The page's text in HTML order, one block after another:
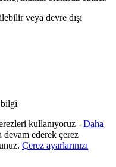
veya devre dışı
bilgi
kullanıyoruz - Daha
devam ederek çerez
Çerez ayarlarınızı